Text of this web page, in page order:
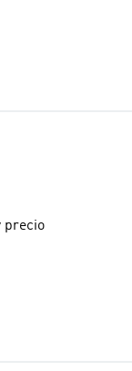
precio